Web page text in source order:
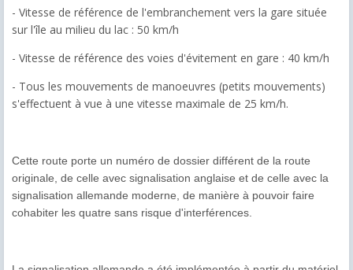
- Vitesse de référence de l'embranchement vers la gare située
sur l'île au milieu du lac : 50 km/h
- Vitesse de référence des voies d'évitement en gare : 40 km/h
- Tous les mouvements de manoeuvres (petits mouvements)
s'effectuent à vue à une vitesse maximale de 25 km/h.
Cette route porte un numéro de dossier différent de la route
originale, de celle avec signalisation anglaise et de celle avec la
signalisation allemande moderne, de manière à pouvoir faire
cohabiter les quatre sans risque d'interférences.